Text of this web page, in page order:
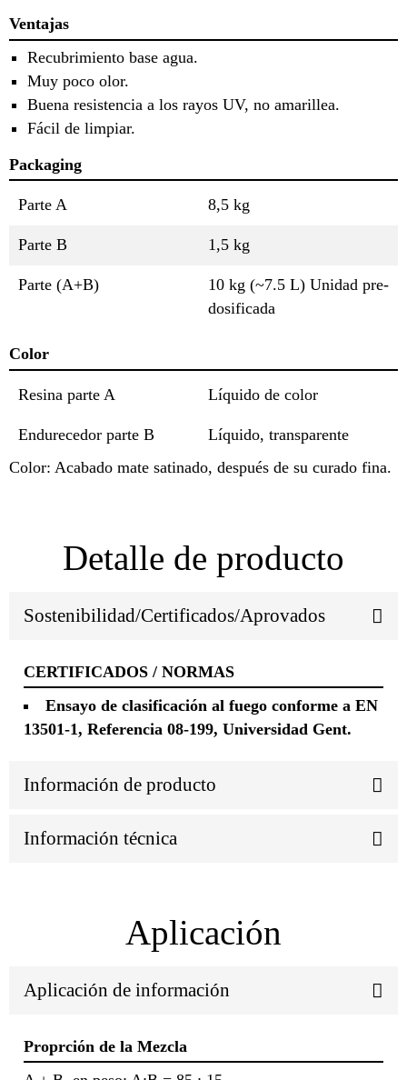
Ventajas
Recubrimiento base agua.
Muy poco olor.
Buena resistencia a los rayos UV, no amarillea.
Fácil de limpiar.
Packaging
Parte A 8,5 kg
Parte B 1,5 kg
Parte (A+B)
10 kg (~7.5 L) Unidad pre-
dosificada
Color
Resina parte A Líquido de color
Endurecedor parte B
Líquido, transparente
Color: Acabado mate satinado, después de su curado fina.
Detalle de producto
Sostenibilidad/Certificados/Aprovados
CERTIFICADOS / NORMAS
Ensayo de clasificación al fuego conforme a EN
13501-1, Referencia 08-199, Universidad Gent.
Información de producto
Información técnica
Aplicación
Aplicación de información
Proprción de la Mezcla